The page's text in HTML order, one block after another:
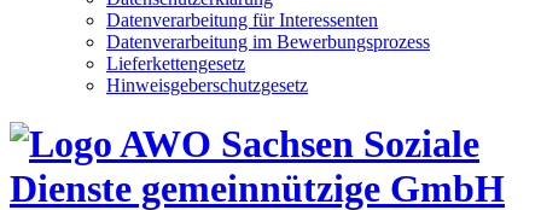
Datenverarbeitung für Interessenten
Datenverarbeitung im Bewerbungsprozess
Lieferkettengesetz
Hinweisgeberschutzgesetz